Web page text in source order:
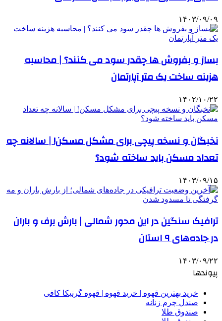
۱۴۰۳/۰۹/۰۹
بساز و بفروش ها چقدر سود می کنند؟ | محاسبه
هزینه ساخت یک متر آپارتمان
۱۴۰۲/۱۰/۲۲
نخبگان و نسخه‌ پیچی برای مشکل مسکن! | سالانه چه
تعداد مسکن باید ساخته شود؟
۱۴۰۳/۰۹/۱۵
ترافیک سنگین در این محور شمالی | بارش برف و باران
در جاده‌های ۹ استان
۱۴۰۳/۰۹/۲۲
پیوندها
خرید بهترین قهوه | خرید قهوه | قهوه گرنیکا کافی
صندل چرم زنانه
صندوق طلا